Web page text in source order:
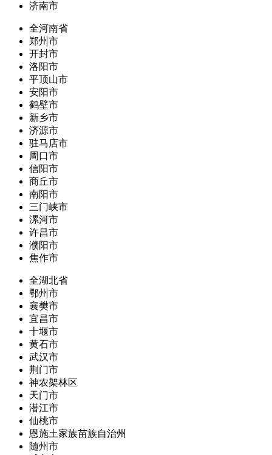
济南市
全河南省
郑州市
开封市
洛阳市
平顶山市
安阳市
鹤壁市
新乡市
济源市
驻马店市
周口市
信阳市
商丘市
南阳市
三门峡市
漯河市
许昌市
濮阳市
焦作市
全湖北省
鄂州市
襄樊市
宜昌市
十堰市
黄石市
武汉市
荆门市
神农架林区
天门市
潜江市
仙桃市
恩施土家族苗族自治州
随州市